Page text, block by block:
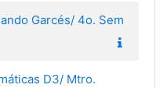
Garcés/ 4o. Sem
D3/ Mtro.